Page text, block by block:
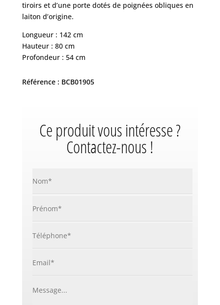
tiroirs et d’une porte dotés de poignées obliques en
laiton d’origine.
Longueur : 142 cm
Hauteur : 80 cm
Profondeur : 54 cm
Référence : BCB01905
Ce produit vous intéresse ?
Contactez-nous !